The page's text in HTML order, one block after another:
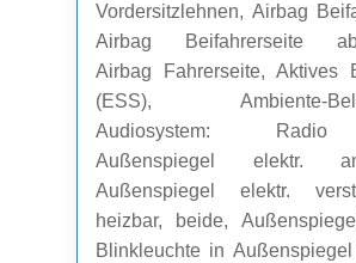
Vordersitzlehnen, Airbag
Airbag Beifahrerseite
Airbag Fahrerseite, Aktives
(ESS), Ambiente-
Audiosystem:
Außenspiegel elektr.
Außenspiegel elektr.
heizbar, beide,
Blinkleuchte in Außenspiegel